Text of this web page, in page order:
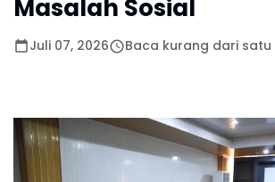
Masalah Sosial
Juli 07, 2026 Baca kurang dari satu